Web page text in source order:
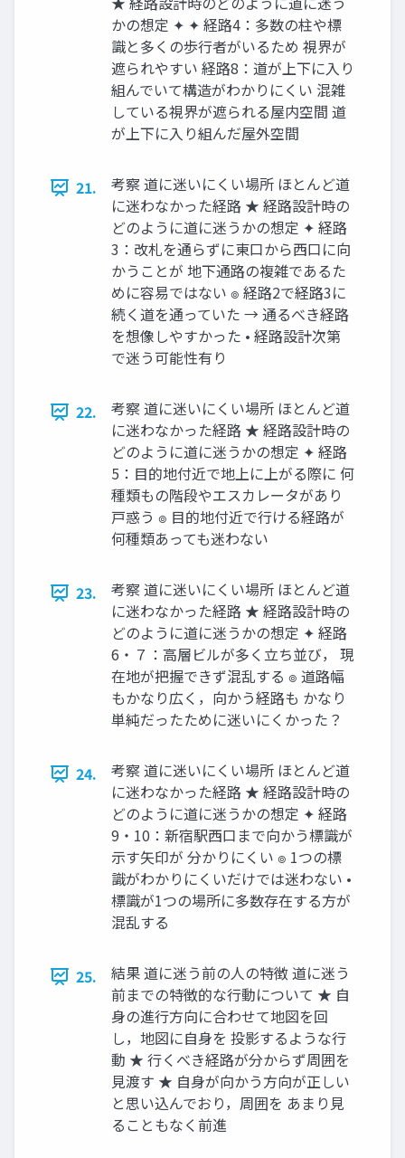
かの想定 ✦ ✦ 経路4：多数の柱や標
識と多くの歩行者がいるため 視界が
遮られやすい 経路8：道が上下に入り
組んでいて構造がわかりにくい 混雑
している視界が遮られる屋内空間 道
が上下に入り組んだ屋外空間
21.
考察 道に迷いにくい場所 ほとんど道
に迷わなかった経路 ★ 経路設計時の
どのように道に迷うかの想定 ✦ 経路
3：改札を通らずに東口から西口に向
かうことが 地下通路の複雑であるた
めに容易ではない ๏ 経路2で経路3に
続く道を通っていた → 通るべき経路
を想像しやすかった • 経路設計次第
で迷う可能性有り
22.
考察 道に迷いにくい場所 ほとんど道
に迷わなかった経路 ★ 経路設計時の
どのように道に迷うかの想定 ✦ 経路
5：目的地付近で地上に上がる際に 何
種類もの階段やエスカレータがあり
戸惑う ๏ 目的地付近で行ける経路が
何種類あっても迷わない
23.
考察 道に迷いにくい場所 ほとんど道
に迷わなかった経路 ★ 経路設計時の
どのように道に迷うかの想定 ✦ 経路
6・７：高層ビルが多く立ち並び， 現
在地が把握できず混乱する ๏ 道路幅
もかなり広く，向かう経路も かなり
単純だったために迷いにくかった？
24.
考察 道に迷いにくい場所 ほとんど道
に迷わなかった経路 ★ 経路設計時の
どのように道に迷うかの想定 ✦ 経路
9・10：新宿駅西口まで向かう標識が
示す矢印が 分かりにくい ๏ 1つの標
識がわかりにくいだけでは迷わない •
標識が1つの場所に多数存在する方が
混乱する
25.
結果 道に迷う前の人の特徴 道に迷う
前までの特徴的な行動について ★ 自
身の進行方向に合わせて地図を回
し，地図に自身を 投影するような行
動 ★ 行くべき経路が分からず周囲を
見渡す ★ 自身が向かう方向が正しい
と思い込んでおり，周囲を あまり見
ることもなく前進